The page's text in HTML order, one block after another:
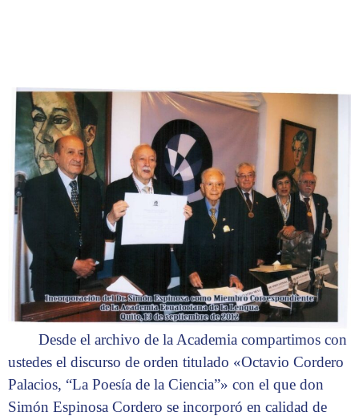
Desde el archivo de la Academia compartimos con
ustedes el discurso de orden titulado «Octavio Cordero
Palacios, “La Poesía de la Ciencia”» con el que don
Simón Espinosa Cordero se incorporó en calidad de